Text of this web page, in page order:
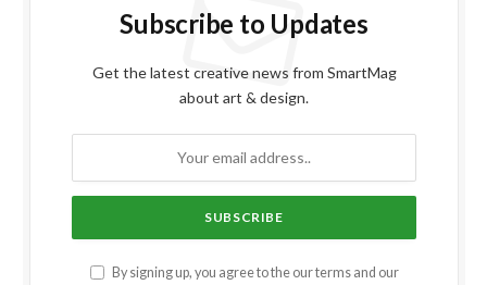
Subscribe to Updates
Get the latest creative news from SmartMag
about art & design.
By signing up, you agree to the our terms and our